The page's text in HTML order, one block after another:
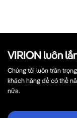
VIRION luôn
Chúng tôi luôn trân
khách hàng để có thể
nữa.